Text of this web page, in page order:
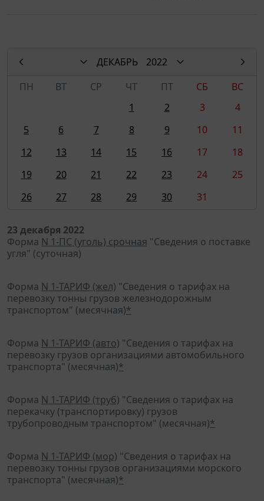
ДЕКАБРЬ
2022
ПН
ВТ СР ЧТ ПТ СБ
ВС
1
2 3
4
5
6 7 8 9 10
11
12
13 14 15 16 17
18
19
20 21 22 23 24
25
26
27 28 29 30 31
23 декабря 2022
Форма N 1-ПС (уголь) срочная "Сведения о поставке
угля" (суточная)
Форма N 1-ТАРИФ (жел) "Сведения о тарифах на
перевозку тонны грузов железнодорожным
транспортом" (месячная)*
Форма N 1-ТАРИФ (авто) "Сведения о тарифах на
перевозку грузов организациями автомобильного
транспорта" (месячная)*
Форма N 1-ТАРИФ (труб) "Сведения о тарифах на
перекачку (транспортировку) грузов
трубопроводным транспортом" (месячная)*
Форма N 1-ТАРИФ (мор) "Сведения о тарифах на
перевозку тонны грузов организациями морского
транспорта" (месячная)*